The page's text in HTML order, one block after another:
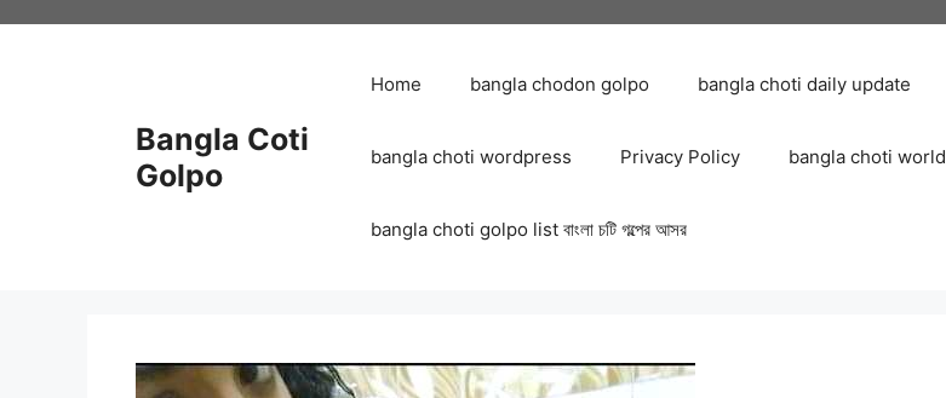
Bangla Coti
Golpo
Home bangla chodon golpo bangla choti daily update
bangla choti wordpress Privacy Policy bangla choti world
bangla choti golpo list বাংলা চটি গল্পের আসর